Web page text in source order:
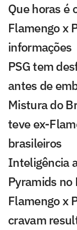
Que horas é
Flamengo x
informações
PSG tem
antes de
Mistura do
teve ex-
brasileiros
Inteligência
Pyramids no
Flamengo x
cravam